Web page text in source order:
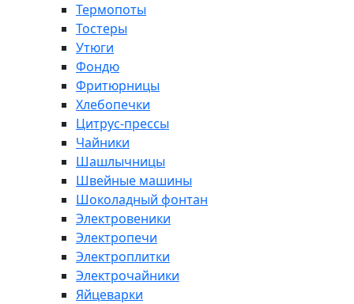
Термопоты
Тостеры
Утюги
Фондю
Фритюрницы
Хлебопечки
Цитрус-прессы
Чайники
Шашлычницы
Швейные машины
Шоколадный фонтан
Электровеники
Электропечи
Электроплитки
Электрочайники
Яйцеварки